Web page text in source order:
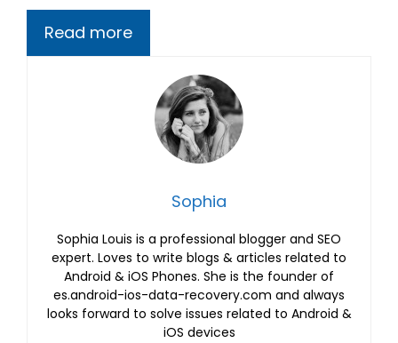
Read more
Sophia
Sophia Louis is a professional blogger and SEO
expert. Loves to write blogs & articles related to
Android & iOS Phones. She is the founder of
es.android-ios-data-recovery.com and always
looks forward to solve issues related to Android &
iOS devices